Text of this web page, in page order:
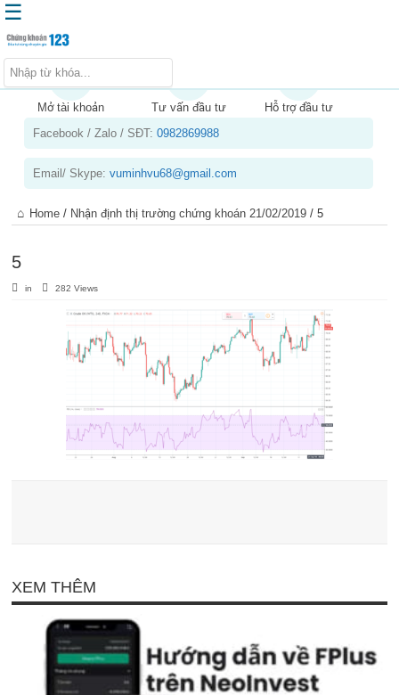
Trang chủ
Kiến thức chứng khoán
Kinh nghiệm đầu tư
Sản phẩm – dịch vụ
Chứng khoán phái sinh
☰
Mở tài khoản Tư vấn đầu tư
Hỗ trợ đầu tư
Facebook / Zalo / SĐT:0982869988
Email/ Skype:vuminhvu68@gmail.com
Home / Nhận định thị trường chứng khoán 21/02/2019 /5
5
in 282 Views
XEM THÊM